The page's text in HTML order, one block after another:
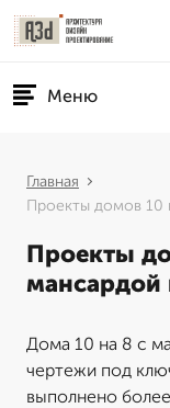
Меню
Главная
Проекты домов 10
Проекты
мансардой
Дома 10 на 8 с
чертежи под
выполнено